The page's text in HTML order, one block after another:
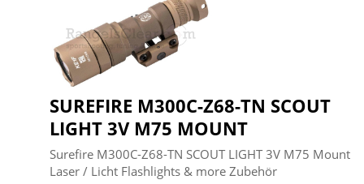
SUREFIRE M300C-Z68-TN SCOUT
LIGHT 3V M75 MOUNT
Surefire M300C-Z68-TN SCOUT LIGHT 3V M75 Mount
Laser / Licht Flashlights & more Zubehör